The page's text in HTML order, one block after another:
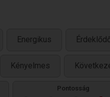
Energikus
Kényelmes
Pontosság